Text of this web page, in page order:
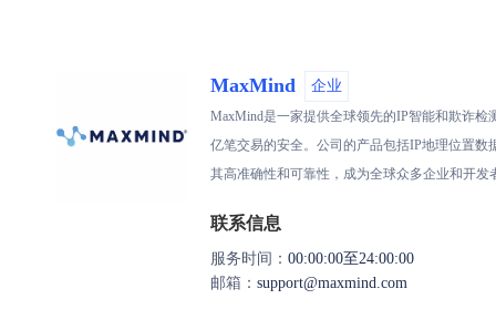
MaxMind 企业
MaxMind是一家提供全球领先的IP智能和欺诈
亿笔交易的安全。公司的产品包括IP地理位置数
其高准确性和可靠性，成为全球众多企业和开发
联系信息
服务时间： 00:00:00至24:00:00
邮箱： support@maxmind.com